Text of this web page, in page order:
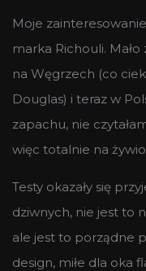
Moje
marka Richouli.
na Węgrzech (co
Douglas) i teraz w
zapachu, nie
więc totalnie na
Testy okazały się
dziwnych, nie jest to
ale jest to porządne
design, miłe dla oka